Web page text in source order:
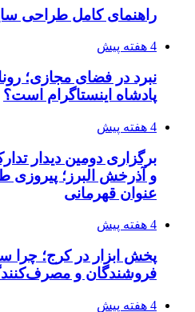
راهنمای کامل طراحی
4 هفته پیش
نبرد در فضای مجازی؛
پادشاه اینستاگرام است؟
4 هفته پیش
برگزاری دومین دیدار
و آذرخش البرز؛ پیروزی
عنوان قهرمانی
4 هفته پیش
پخش ابزار در کرج؛ چرا
فروشندگان و
4 هفته پیش